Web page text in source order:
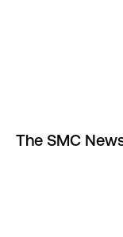
The SMC